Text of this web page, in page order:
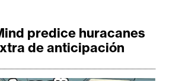
predice huracanes
de anticipación